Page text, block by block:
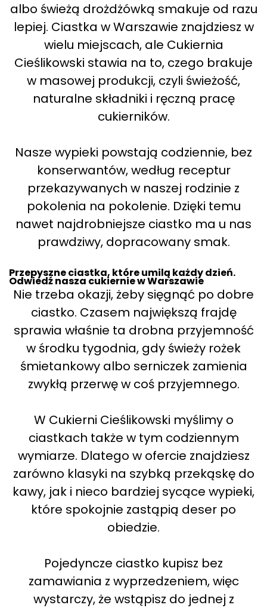
albo świeżą drożdżówką smakuje od razu
lepiej. Ciastka w Warszawie znajdziesz w
wielu miejscach, ale Cukiernia
Cieślikowski stawia na to, czego brakuje
w masowej produkcji, czyli świeżość,
naturalne składniki i ręczną pracę
cukierników.
Nasze wypieki powstają codziennie, bez
konserwantów, według receptur
przekazywanych w naszej rodzinie z
pokolenia na pokolenie. Dzięki temu
nawet najdrobniejsze ciastko ma u nas
prawdziwy, dopracowany smak.
Przepyszne ciastka, które umilą każdy dzień.
Odwiedź nasza cukiernie w Warszawie
Nie trzeba okazji, żeby sięgnąć po dobre
ciastko. Czasem największą frajdę
sprawia właśnie ta drobna przyjemność
w środku tygodnia, gdy świeży rożek
śmietankowy albo serniczek zamienia
zwykłą przerwę w coś przyjemnego.
W Cukierni Cieślikowski myślimy o
ciastkach także w tym codziennym
wymiarze. Dlatego w ofercie znajdziesz
zarówno klasyki na szybką przekąskę do
kawy, jak i nieco bardziej sycące wypieki,
które spokojnie zastąpią deser po
obiedzie.
Pojedyncze ciastko kupisz bez
zamawiania z wyprzedzeniem, więc
wystarczy, że wstąpisz do jednej z